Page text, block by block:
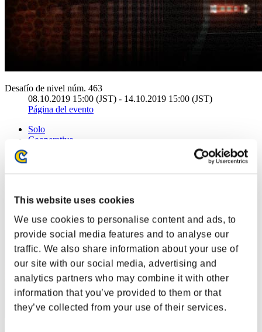
This website uses cookies
We use cookies to personalise content and ads, to
provide social media features and to analyse our
traffic. We also share information about your use of
our site with our social media, advertising and
analytics partners who may combine it with other
information that you’ve provided to them or that
they’ve collected from your use of their services.
Desafío de nivel núm. 463
08.10.2019 15:00 (JST) - 14.10.2019 15:00 (JST)
Página del evento
Solo
Cooperativo
(Los rankings se actualizan cada 6 horas.)
Posición
1